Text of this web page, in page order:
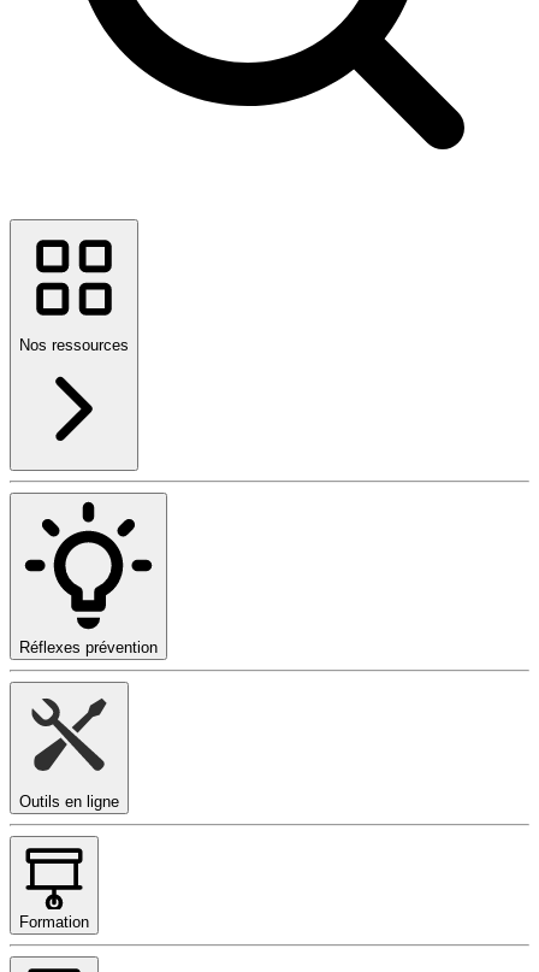
Nos ressources
Réflexes prévention
Outils en ligne
Formation